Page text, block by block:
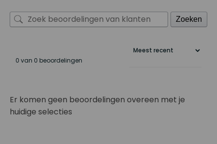
Zoeken
0 van 0 beoordelingen
Er komen geen beoordelingen overeen met je
huidige selecties